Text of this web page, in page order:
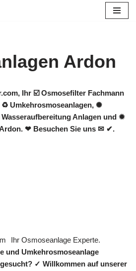
Ardon
Ihr ☑️ Osmosefilter Fachmann
Umkehrosmoseanlagen, ✺
Anlagen und ✹
❤ Besuchen Sie uns ✉ ✔.
Ihr Osmoseanlage Experte.
und Umkehrosmoseanlage
✓ Willkommen auf unserer